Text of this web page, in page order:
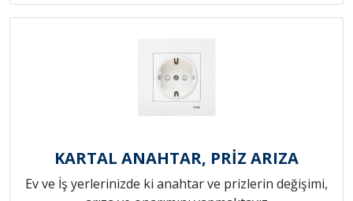
KARTAL ANAHTAR, PRİZ ARIZA
Ev ve İş yerlerinizde ki anahtar ve prizlerin değişimi,